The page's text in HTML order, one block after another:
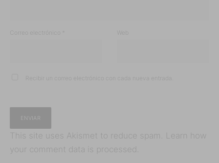
Correo electrónico Web
Recibir un correo electrónico con cada nueva entrada.
This site uses Akismet to reduce spam.
Learn how
your comment data is processed.